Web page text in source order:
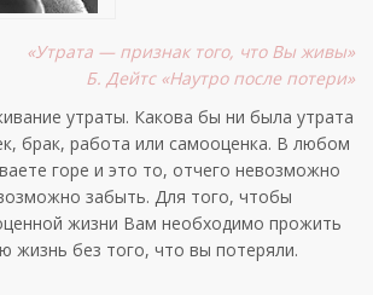
«Утрата — признак того, что Вы живы»
Б. Дейтс «Наутро после потери»
утраты. Какова бы ни была утрата
брак, работа или самооценка. В любом
горе и это то, отчего невозможно
забыть. Для того, чтобы
жизни Вам необходимо прожить
жизнь без того, что вы потеряли.